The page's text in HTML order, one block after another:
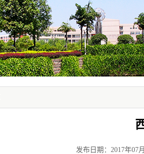
发布日期：2017年